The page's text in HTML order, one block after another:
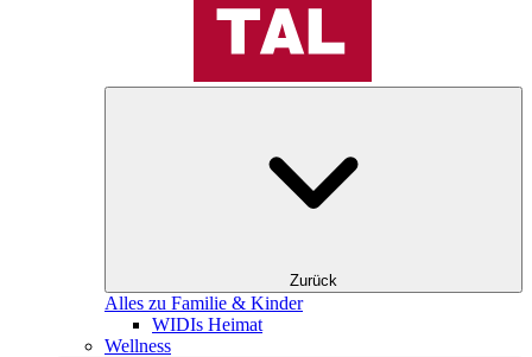
Zurück
Alles zu Familie & Kinder
WIDIs Heimat
Wellness